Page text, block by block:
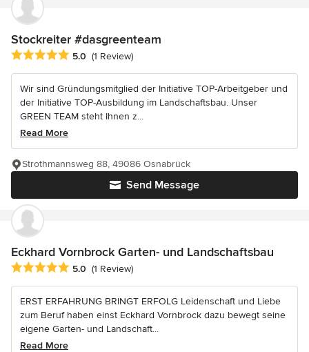
Stockreiter #dasgreenteam
Average rating: 5 out of 5 stars
5.0 (1 Review)
Wir sind Gründungsmitglied der Initiative TOP-Arbeitgeber und
der Initiative TOP-Ausbildung im Landschaftsbau. Unser
GREEN TEAM steht Ihnen z...
Read More
Send Message
Strothmannsweg 88, 49086 Osnabrück
Eckhard Vornbrock Garten- und Landschaftsbau
Average rating: 5 out of 5 stars
5.0 (1 Review)
ERST ERFAHRUNG BRINGT ERFOLG Leidenschaft und Liebe
zum Beruf haben einst Eckhard Vornbrock dazu bewegt seine
eigene Garten- und Landschaft...
Read More